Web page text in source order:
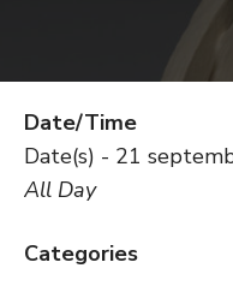
Date/Time
Date(s) - 21
All Day
Categories